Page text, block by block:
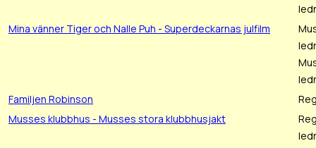
Mina vänner Tiger och Nalle Puh - Superdeckarnas julfilm
Familjen Robinson
Musses klubbhus - Musses stora klubbhusjakt